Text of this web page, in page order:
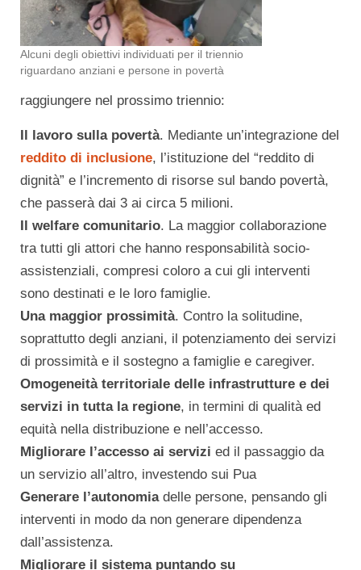
Alcuni degli obiettivi individuati per il triennio
riguardano anziani e persone in povertà
raggiungere nel prossimo triennio:
Il lavoro sulla povertà. Mediante un’integrazione del
reddito di inclusione, l’istituzione del “reddito di
dignità” e l’incremento di risorse sul bando povertà,
che passerà dai 3 ai circa 5 milioni.
Il welfare comunitario. La maggior collaborazione
tra tutti gli attori che hanno responsabilità socio-
assistenziali, compresi coloro a cui gli interventi
sono destinati e le loro famiglie.
Una maggior prossimità. Contro la solitudine,
soprattutto degli anziani, il potenziamento dei servizi
di prossimità e il sostegno a famiglie e caregiver.
Omogeneità territoriale delle infrastrutture e dei
servizi in tutta la regione, in termini di qualità ed
equità nella distribuzione e nell’accesso.
Migliorare l’accesso ai servizi ed il passaggio da
un servizio all’altro, investendo sui Pua
Generare l’autonomiadelle persone, pensando gli
interventi in modo da non generare dipendenza
dall’assistenza.
Migliorare il sistema puntando su